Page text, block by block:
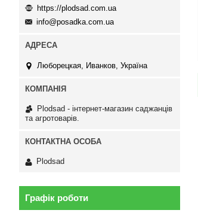
https://plodsad.com.ua
info@posadka.com.ua
Люборецкая, Иванков, Україна
Plodsad - інтернет-магазин саджанців
та агротоварів.
Plodsad
Графік роботи